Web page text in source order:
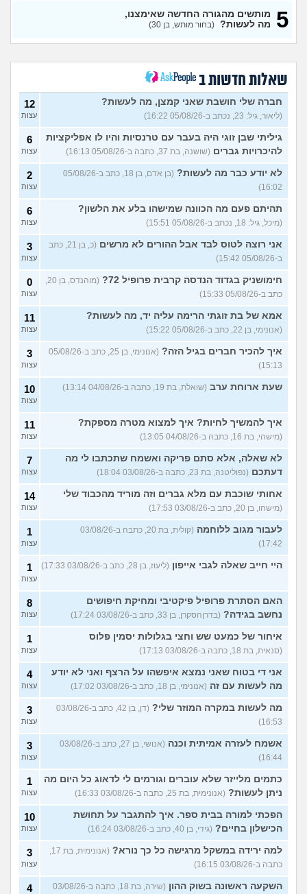
המכנסיים?
(אנונימית, בת 16)
מאז והמתמיד נגעלתי מפרווה
ובעלי הביא כלב, איך הייתם
עצות
איך להתמודד עם מסירה של
כלב?
(ליאור, בת 17)
האוזניים של החתול שלי
שחורות מבפנים והוא מגרד
מודאג (אנונימי, בן 15)
6
עצות
רוצה לאמץ כלב ולא לקנות,
אבל אני רוצה להעניק לו שם
בעצמי, זה אפשרי?
(איטן, בן
23)
1
עצות
צורחים? (Cat Lover, בן 22)
3
עצות
אישתי נכנסה להריון ורוצה
שאני אמסור את הכלבה,
עצות?
(V, בן 29)
8
עצות
איך אני יודעת שלהיות מאלפת
כלבים מתאים לי?
8
עצות
אנשים באיזור שלי משחררים
את הכלבים והם לרוב מזן
מסוכן,איזה כלי יעזור לי
להתגונן? (Anon, בן 20)
2
עצות
רוצה להביא את הכלב שלי
מחול אבל נתבג לא מאמין לי
שהוא איתי מעל 90 יום,איך
4
עצות
רוצים לעבור מהארץ אבל
הכלב לא מאפשר את זה,
רוצים למסור אותו למשפחה
טובה, עצות? (אנונימיתh, בת 34)
עצות
עוד שאלות חדשות במדור
5
מותשים מהגורה החדשה שאימצנו,
מה לעשות? (בחור מותש, בן 30)
שאלות חדשות ב
חברה שלי חושבת שאני קמצן, מה לעשות?
(ליאור, גיל: 23, נכתב ב-05/08/26 16:22)
12
עצות
גיליתי שבן זוגי היה בעבר עם טרנסיות והיו לו אפליקציות
להיכרויות גברים (שושנה, בת 37, כתבה ב-05/08/26 16:13)
6
עצות
לא יודע כבר מה לעשות?
(בן אדם, בן 18, כתב ב-05/08/26
16:02)
2
עצות
תהיתם פעם מה הכוונה שמישהו בלע את הלשון?
(מיכל, גיל: 18, נכתב ב-05/08/26 15:51)
6
עצות
אני רוצה לטוס לבד אבל ההורים לא מרשים
(כ, בן 21, כתב
ב-05/08/26 15:42)
3
עצות
חימושניק בגדוד הנדסה קרבית פרופיל 72?
(מוהנדס, בן 20,
כתב ב-05/08/26 15:33)
0
עצות
אמא של בת זוגתי הרימה עליה יד, מה לעשות?
(אנונימי, בן 22, כתב ב-05/08/26 15:22)
11
עצות
איך להכיר חברים בגיל הזה?
(אנונימי, בן 25, כתב ב-05/08/26
15:13)
3
עצות
שעת ארוחת ערב (שואלת, בת 19, כתבה ב-04/08/26 13:14) 10
עצות
איך להמשיך לחיות? איך למצוא מטרה מספקת?
(מישהי, בת 16, כתבה ב-04/08/26 13:05)
11
עצות
לא שאלה, אלא סתם פריקה ואשמח שתכתבו לי מה
דעתכם (נפוליטנה, בת 23, כתבה ב-03/08/26 18:04)
7
עצות
אחותי שוכבת עם מלא גברים וזה מוריד מהכבוד שלי
(מישהו, בן 20, כתב ב-03/08/26 17:53)
14
עצות
לעבור מגוב ללוחמה
(קולית, בת 20, כתבה ב-03/08/26
17:42)
1
עצות
היי חייב שאלה לגבי אייפון (ליעוז, בן 28, כתב ב-03/08/26 17:33) 1
עצות
האם הסתרת פרופיל פיקטיבי ומחיקת חיפושים
נחשב בגידה? (בדרןהסקרן, בן 33, כתב ב-03/08/26 17:24)
8
עצות
איחור של כמעט שש וחצי בגלולות יסמין פלוס
(סנאית, בת 18, כתבה ב-03/08/26 17:13)
1
עצות
אני די בטוח שאני נמצא איפשהו על הרצף ואני לא יודע
מה לעשות עם זה (אנונימי, בן 18, כתב ב-03/08/26 17:02)
4
עצות
מה לעשות במקרה המוזר שלי?
(דן, בן 42, כתב ב-03/08/26
16:53)
3
עצות
אשמח לעזרה אמיתית וכנה
(אנושי, בן 27, כתב ב-03/08/26
16:44)
3
עצות
כתמים מלייזר שלא עוברים וגורמים לי לדאוג כל היום מה
ניתן לעשות? (אנונימית, בת 25, כתבה ב-03/08/26 16:33)
1
עצות
הפכתי למורה בבית ספר. איך להתגבר על תחושת
הכישלון בחיים? (גידי, בן 40, כתב ב-03/08/26 16:24)
10
עצות
למה ירידה במשקל מרגישה כל כך נורא?
(אנונימית, בת 17,
כתבה ב-03/08/26 16:15)
3
עצות
השקעה ראשונה בשוק ההון
(שירה, בת 18, כתבה ב-03/08/26
4